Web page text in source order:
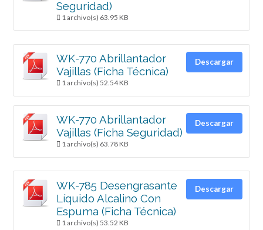
Seguridad)
1 archivo(s) 63.95 KB
WK-770 Abrillantador
Vajillas (Ficha Técnica)
1 archivo(s) 52.54 KB
Descargar
WK-770 Abrillantador
Vajillas (Ficha Seguridad)
1 archivo(s) 63.78 KB
Descargar
WK-785 Desengrasante
Líquido Alcalino Con
Espuma (Ficha Técnica)
1 archivo(s) 53.52 KB
Descargar